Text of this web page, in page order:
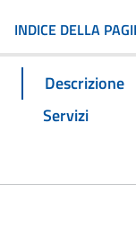
INDICE DELLA
Descrizione
Servizi